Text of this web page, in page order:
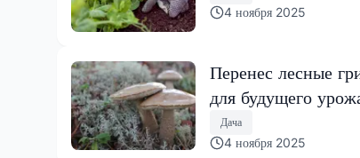
4 ноября 2025
Перенес лесные
для будущего
Дача
4 ноября 2025